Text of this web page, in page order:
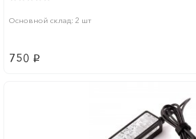
Основной склад: 2 шт
750 p